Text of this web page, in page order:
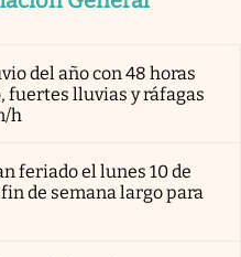
del año con 48 horas
fuertes lluvias y ráfagas
h
feriado el lunes 10 de
de semana largo para